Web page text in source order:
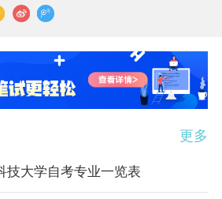
更多
技大学自考专业一览表